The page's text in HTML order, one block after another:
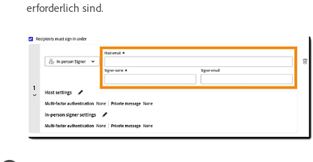
erforderlich sind.